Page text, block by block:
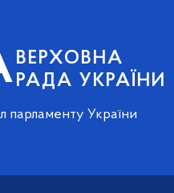
ВЕРХОВНА
РАДА УКРАЇНИ
парламенту України